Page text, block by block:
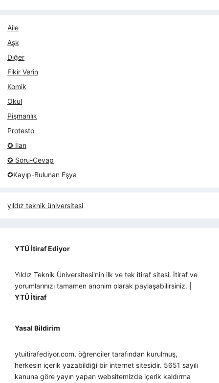
Aile
Aşk
Diğer
Fikir Verin
Komik
Okul
Pişmanlık
Protesto
✪ İlan
✪ Soru-Cevap
✪Kayıp-Bulunan Eşya
yıldız teknik üniversitesi
YTÜ İtiraf Ediyor
Yıldız Teknik Üniversitesi'nin ilk ve tek itiraf sitesi. İtiraf ve
yorumlarınızı tamamen anonim olarak paylaşabilirsiniz. |
YTÜ İtiraf
Yasal Bildirim
ytuitirafediyor.com, öğrenciler tarafından kurulmuş,
herkesin içerik yazabildiği bir internet sitesidir. 5651 sayılı
kanuna göre yayın yapan websitemizde içerik kaldırma